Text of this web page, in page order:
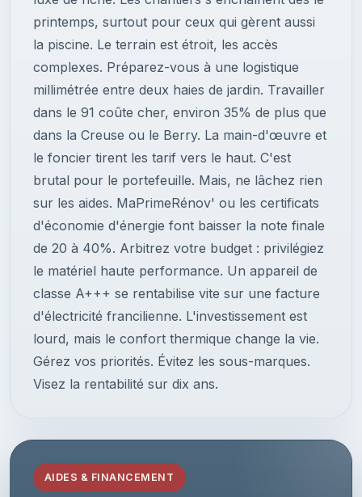
printemps, surtout pour ceux qui gèrent aussi
la piscine. Le terrain est étroit, les accès
complexes. Préparez-vous à une logistique
millimétrée entre deux haies de jardin. Travailler
dans le 91 coûte cher, environ 35% de plus que
dans la Creuse ou le Berry. La main-d'œuvre et
le foncier tirent les tarif vers le haut. C'est
brutal pour le portefeuille. Mais, ne lâchez rien
sur les aides. MaPrimeRénov' ou les certificats
d'économie d'énergie font baisser la note finale
de 20 à 40%. Arbitrez votre budget : privilégiez
le matériel haute performance. Un appareil de
classe A+++ se rentabilise vite sur une facture
d'électricité francilienne. L'investissement est
lourd, mais le confort thermique change la vie.
Gérez vos priorités. Évitez les sous-marques.
Visez la rentabilité sur dix ans.
AIDES & FINANCEMENT